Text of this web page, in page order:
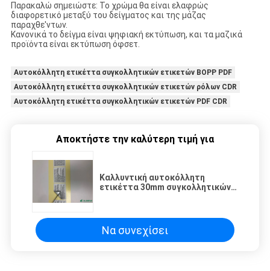
Παρακαλώ σημειώστε: Το χρώμα θα είναι ελαφρώς
διαφορετικό μεταξύ του δείγματος και της μάζας
παραχθε'ντων.
Κανονικά το δείγμα είναι ψηφιακή εκτύπωση, και τα μαζικά
προϊόντα είναι εκτύπωση όφσετ.
Αυτοκόλλητη ετικέττα συγκολλητικών ετικετών BOPP PDF
Αυτοκόλλητη ετικέττα συγκολλητικών ετικετών ρόλων CDR
Αυτοκόλλητη ετικέττα συγκολλητικών ετικετών PDF CDR
Αποκτήστε την καλύτερη τιμή για
Καλλυντική αυτοκόλλητη
ετικέττα 30mm συγκολλητικών
αυτοκόλλητων ετικεττών
Να συνεχίσει